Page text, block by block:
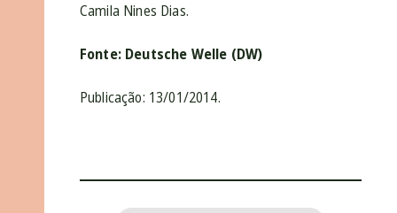
Camila Nines Dias.
Fonte: Deutsche Welle (DW)
Publicação: 13/01/2014.